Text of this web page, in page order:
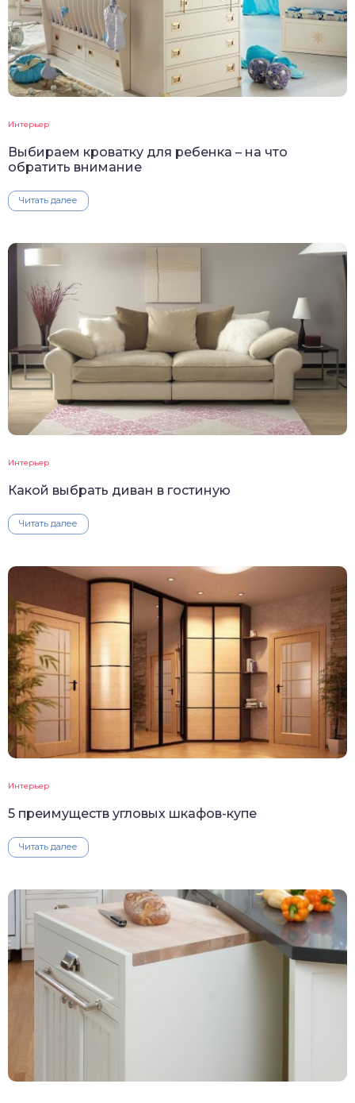
Интерьер
Выбираем кроватку для ребенка – на что
обратить внимание
Читать далее
Интерьер
Какой выбрать диван в гостиную
Читать далее
Интерьер
5 преимуществ угловых шкафов-купе
Читать далее